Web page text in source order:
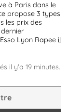
à Paris dans le
propose 3 types
les prix des
Lyon Rapee il
il y'a 19 minutes.